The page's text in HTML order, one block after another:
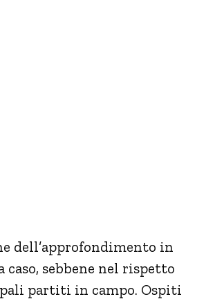
dell’approfondimento in
sebbene nel rispetto
partiti in campo. Ospiti